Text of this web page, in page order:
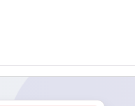
oraz może być